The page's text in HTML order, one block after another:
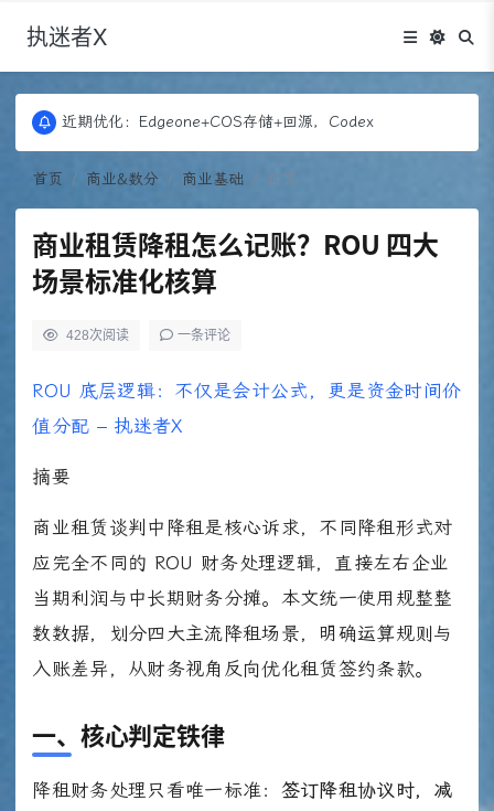
执迷者X
更新：Puock ➡ 阿里云轻量， 图床：Fontawesome
近期优化：Edgeone+COS存储+回源，Codex
更新：Puock ➡ 阿里云轻量， 图床：Fontawesome
首页
商业&数分 商业基础 正文
商业租赁降租怎么记账？ROU 四大
场景标准化核算
428次阅读 一条评论
ROU 底层逻辑：不仅是会计公式，更是资金时间价
值分配 – 执迷者X
摘要
商业租赁谈判中降租是核心诉求，不同降租形式对
应完全不同的 ROU 财务处理逻辑，直接左右企业
当期利润与中长期财务分摊。本文统一使用规整整
数数据，划分四大主流降租场景，明确运算规则与
入账差异，从财务视角反向优化租赁签约条款。
一、核心判定铁律
降租财务处理只看唯一标准： 签订降租协议时，减